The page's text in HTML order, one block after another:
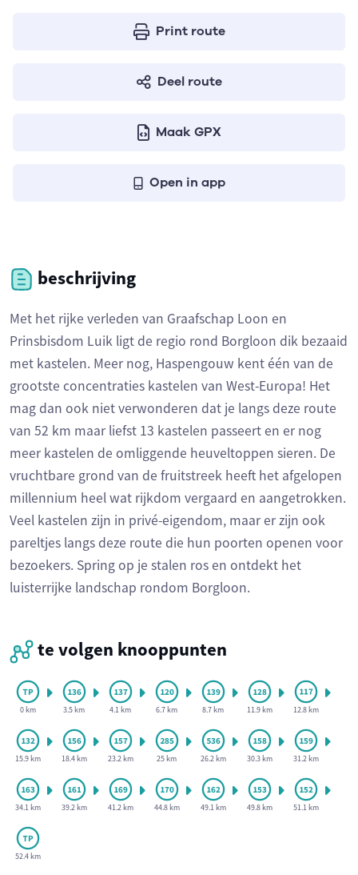
Print route
Deel route
Maak GPX
Open in app
beschrijving
Met het rijke verleden van Graafschap Loon en
Prinsbisdom Luik ligt de regio rond Borgloon dik bezaaid
met kastelen. Meer nog, Haspengouw kent één van de
grootste concentraties kastelen van West-Europa! Het
mag dan ook niet verwonderen dat je langs deze route
van 52 km maar liefst 13 kastelen passeert en er nog
meer kastelen de omliggende heuveltoppen sieren. De
vruchtbare grond van de fruitstreek heeft het afgelopen
millennium heel wat rijkdom vergaard en aangetrokken.
Veel kastelen zijn in privé-eigendom, maar er zijn ook
pareltjes langs deze route die hun poorten openen voor
bezoekers. Spring op je stalen ros en ontdekt het
luisterrijke landschap rondom Borgloon.
te volgen knooppunten
0 km 3.5 km 4.1 km 6.7 km 8.7 km 11.9 km 12.8 km
15.9 km 18.4 km 23.2 km 25 km 26.2 km 30.3 km 31.2 km
34.1 km 39.2 km 41.2 km 44.8 km 49.1 km 49.8 km 51.1 km
52.4 km